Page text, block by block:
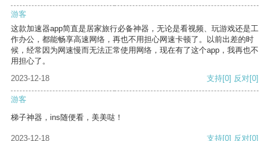
游客
这款加速器app简直是居家旅行必备神器，无论是看视频、玩游戏还是工
作办公，都能畅享高速网络，再也不用担心网速卡顿了。以前出差的时
候，经常因为网速慢而无法正常使用网络，现在有了这个app，我再也不
用担心了。
2023-12-18
支持[0] 反对[0]
游客
梯子神器，ins随便看，美美哒！
2023-12-18 支持[0] 反对[0]